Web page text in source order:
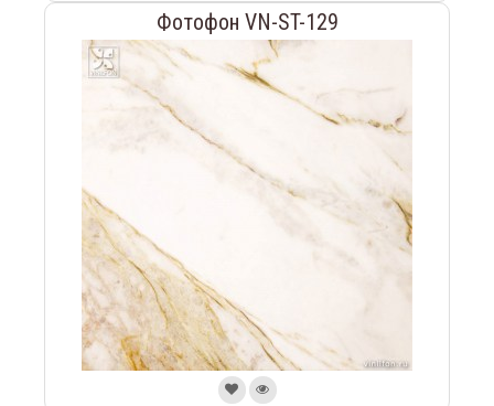
Фотофон VN-ST-129